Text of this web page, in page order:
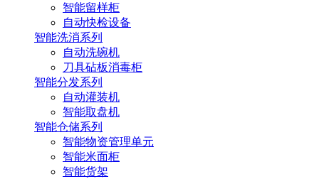
智能留样柜
自动快检设备
智能洗消系列
自动洗碗机
刀具砧板消毒柜
智能分发系列
自动灌装机
智能取盘机
智能仓储系列
智能物资管理单元
智能米面柜
智能货架